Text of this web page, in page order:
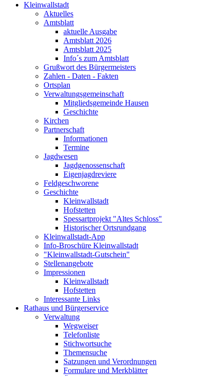
Kleinwallstadt
Aktuelles
Amtsblatt
aktuelle Ausgabe
Amtsblatt 2026
Amtsblatt 2025
Info´s zum Amtsblatt
Grußwort des Bürgermeisters
Zahlen - Daten - Fakten
Ortsplan
Verwaltungsgemeinschaft
Mitgliedsgemeinde Hausen
Geschichte
Kirchen
Partnerschaft
Informationen
Termine
Jagdwesen
Jagdgenossenschaft
Eigenjagdreviere
Feldgeschworene
Geschichte
Kleinwallstadt
Hofstetten
Spessartprojekt "Altes Schloss"
Historischer Ortsrundgang
Kleinwallstadt-App
Info-Broschüre Kleinwallstadt
"Kleinwallstadt-Gutschein"
Stellenangebote
Impressionen
Kleinwallstadt
Hofstetten
Interessante Links
Rathaus und Bürgerservice
Verwaltung
Wegweiser
Telefonliste
Stichwortsuche
Themensuche
Satzungen und Verordnungen
Formulare und Merkblätter